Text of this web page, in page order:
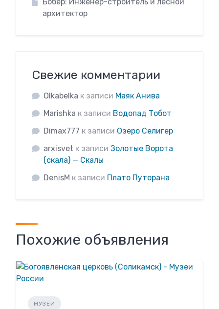
архитектор
Свежие комментарии
Olkabelka к записи Маяк Анива
Marishka к записи Водопад Тобот
Dimax777 к записи Озеро Селигер
arxisvet к записи Золотые Ворота
(скала) — Скалы
DenisM к записи Плато Путорана
Похожие объявления
МУЗЕИ